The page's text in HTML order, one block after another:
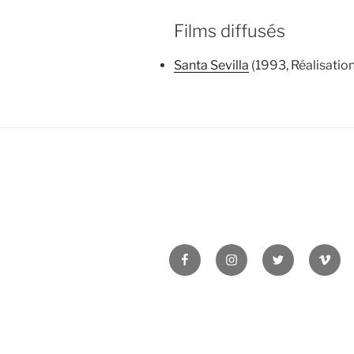
Films diffusés
Santa Sevilla (1993,
FacebookInstagramTwitter